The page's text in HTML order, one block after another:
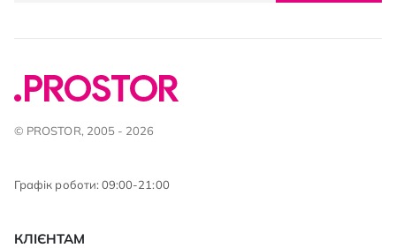
© PROSTOR, 2005 - 2026
Графік роботи: 09:00-21:00
КЛІЄНТАМ